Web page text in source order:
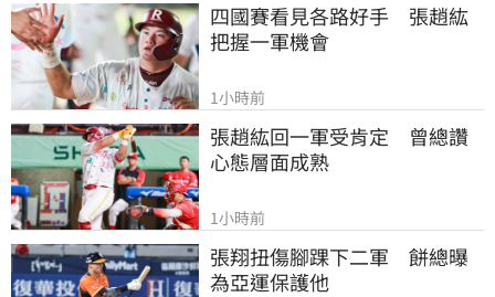
四國賽看見各路好手　張趙紘
把握一軍機會
1小時前
張趙紘回一軍受肯定　曾總讚
心態層面成熟
1小時前
張翔扭傷腳踝下二軍　餅總曝
為亞運保護他